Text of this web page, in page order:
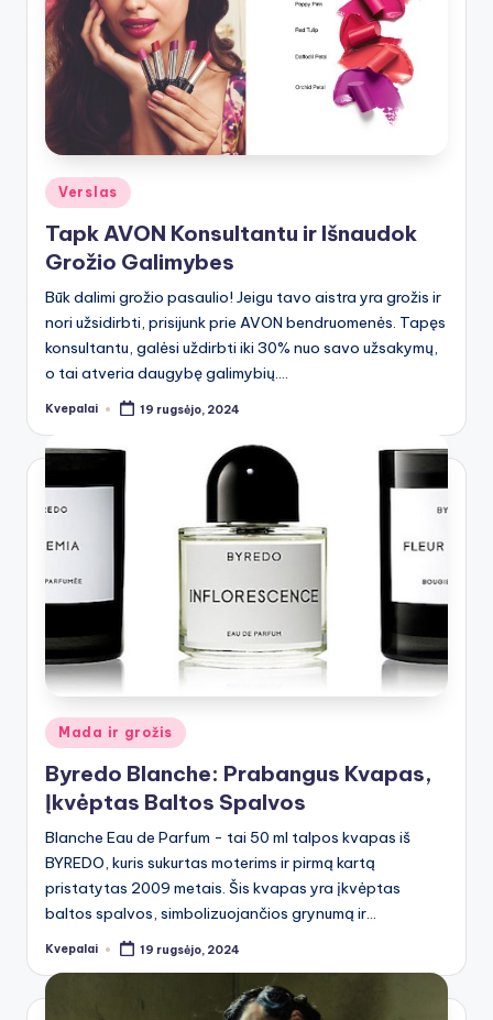
Posted
in
Verslas
Tapk AVON Konsultantu ir Išnaudok
Grožio Galimybes
Būk dalimi grožio pasaulio! Jeigu tavo aistra yra grožis ir
nori užsidirbti, prisijunk prie AVON bendruomenės. Tapęs
konsultantu, galėsi uždirbti iki 30% nuo savo užsakymų,
o tai atveria daugybę galimybių.…
Posted
Kvepalai 19 rugsėjo, 2024
Posted
in
Mada ir grožis
Byredo Blanche: Prabangus Kvapas,
Įkvėptas Baltos Spalvos
Blanche Eau de Parfum - tai 50 ml talpos kvapas iš
BYREDO, kuris sukurtas moterims ir pirmą kartą
pristatytas 2009 metais. Šis kvapas yra įkvėptas
baltos spalvos, simbolizuojančios grynumą ir…
Posted
Kvepalai 19 rugsėjo, 2024